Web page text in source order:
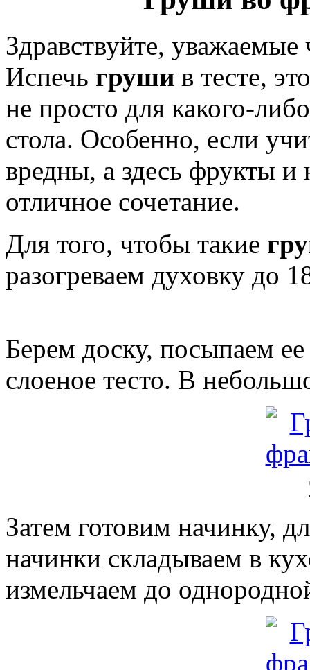
Здравствуйте, уважаемые
Испечь груши в тесте,
не просто для какого-
стола. Особенно, если
вредны, а здесь фрукты
отличное сочетание.
Для того, чтобы такие
разогреваем духовку до
Берем доску, посыпаем
слоеное тесто. В
Затем готовим начинку,
начинки складываем в
измельчаем до